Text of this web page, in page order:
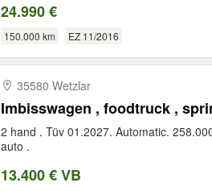
24.990 €
150.000 km EZ 11/2016
35580 Wetzlar
Imbisswagen , foodtruck ,
2 hand . Tüv 01.2027. Automatic.
auto .
13.400 € VB